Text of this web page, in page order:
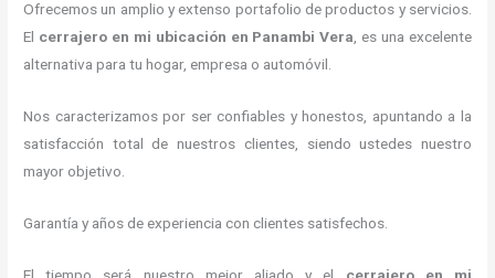
Ofrecemos un amplio y extenso portafolio de productos y servicios.
El cerrajero en mi ubicación en Panambi Vera, es una excelente
alternativa para tu hogar, empresa o automóvil.
Nos caracterizamos por ser confiables y honestos, apuntando a la
satisfacción total de nuestros clientes, siendo ustedes nuestro
mayor objetivo.
Garantía y años de experiencia con clientes satisfechos.